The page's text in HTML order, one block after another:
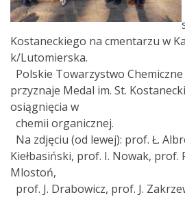
Kostaneckiego na cmentarzu w
k/Lutomierska.
Polskie Towarzystwo
przyznaje Medal im. St.
osiągnięcia w
chemii organicznej.
Na zdjęciu (od lewej): prof. Ł.
Kiełbasiński, prof. I. Nowak, prof.
Mlostoń,
prof. J. Drabowicz, prof. J.